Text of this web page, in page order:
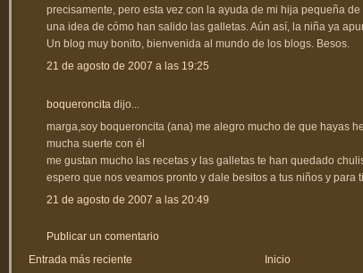
precisamente, pero esta vez con la ayuda de mi hija pequeña
una idea de cómo han salido las galletas. Aún así, la niña ya
Un blog muy bonito, bienvenida al mundo de los blogs. Besos.
21 de agosto de 2007 a las 19:25
boqueroncita dijo...
marga,soy boqueroncita (ana) me alegro mucho de que hayas
mucha suerte con él
me gustan mucho las recetas y las galletas te han quedado
espero que nos veamos pronto y dale besitos a tus niños y para
21 de agosto de 2007 a las 20:49
Publicar un comentario
Entrada más reciente
Inicio